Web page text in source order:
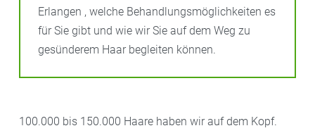
Erlangen , welche Behandlungsmöglichkeiten es
für Sie gibt und wie wir Sie auf dem Weg zu
gesünderem Haar begleiten können.
100.000 bis 150.000 Haare haben wir auf dem Kopf.